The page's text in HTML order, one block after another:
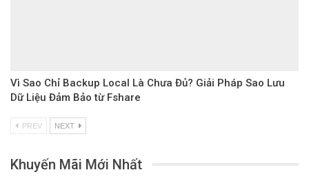
Vì Sao Chỉ Backup Local Là Chưa Đủ? Giải Pháp Sao Lưu
Dữ Liệu Đảm Bảo từ Fshare
PREV NEXT
Khuyến Mãi Mới Nhất